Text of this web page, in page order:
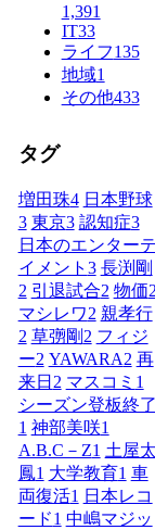
1,391
IT33
ライフ135
地域1
その他433
タグ
増田珠4 日本野球
3 東京3 認知症3
日本のエンターテ
イメント 3 長渕剛
2 引退試合2 物価2
マシレワ2 親孝行
2 草彅剛 2 フィジ
ー2 YAWARA2 再
来日 2 マスコミ 1
シーズン登板終了
1 神部美咲1
A.B.C－Z1 土屋太
鳳1 大学教育1 車
両復活1 日本レコ
ード1 中嶋マジッ